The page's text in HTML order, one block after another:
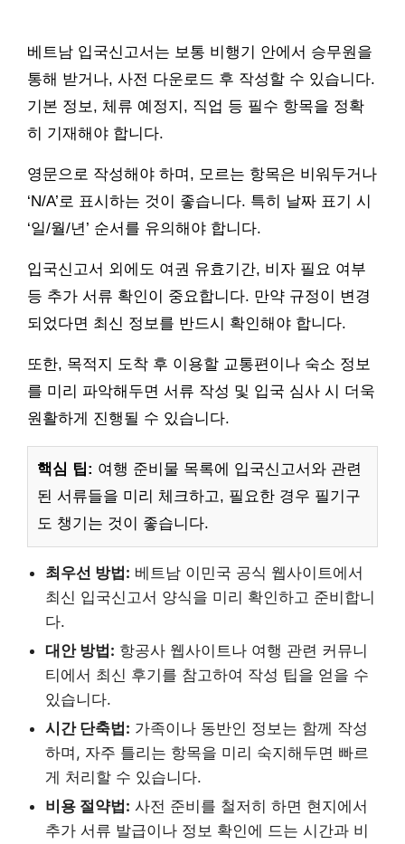
베트남 입국신고서는 보통 비행기 안에서 승무원을
통해 받거나, 사전 다운로드 후 작성할 수 있습니다.
기본 정보, 체류 예정지, 직업 등 필수 항목을 정확
히 기재해야 합니다.
영문으로 작성해야 하며, 모르는 항목은 비워두거나
‘N/A’로 표시하는 것이 좋습니다. 특히 날짜 표기 시
‘일/월/년’ 순서를 유의해야 합니다.
입국신고서 외에도 여권 유효기간, 비자 필요 여부
등 추가 서류 확인이 중요합니다. 만약 규정이 변경
되었다면 최신 정보를 반드시 확인해야 합니다.
또한, 목적지 도착 후 이용할 교통편이나 숙소 정보
를 미리 파악해두면 서류 작성 및 입국 심사 시 더욱
원활하게 진행될 수 있습니다.
핵심 팁: 여행 준비물 목록에 입국신고서와 관련
된 서류들을 미리 체크하고, 필요한 경우 필기구
도 챙기는 것이 좋습니다.
최우선 방법: 베트남 이민국 공식 웹사이트에서
최신 입국신고서 양식을 미리 확인하고 준비합니
다.
대안 방법: 항공사 웹사이트나 여행 관련 커뮤니
티에서 최신 후기를 참고하여 작성 팁을 얻을 수
있습니다.
시간 단축법: 가족이나 동반인 정보는 함께 작성
하며, 자주 틀리는 항목을 미리 숙지해두면 빠르
게 처리할 수 있습니다.
비용 절약법: 사전 준비를 철저히 하면 현지에서
추가 서류 발급이나 정보 확인에 드는 시간과 비